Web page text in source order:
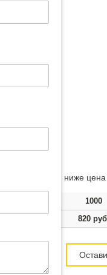
тираж, тем ниже цена
1000
820